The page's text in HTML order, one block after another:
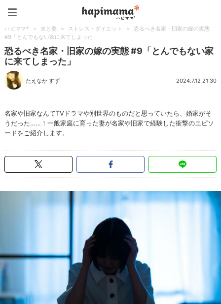
ハピママ* > 夫と妻 > ストレス・ダイエット >
恐るべき名家・旧家の嫁の実態
#9「とんでもない家に来てしまった」
恐るべき名家・旧家の嫁の実態 #9「とんでもない家
に来てしまった」
たえなか すず 2024.7.12 21:30
名家や旧家なんてTVドラマや別世界のものだと思っていたら、婚家がそ
うだった……！一般家庭に育った妻が名家や旧家で経験した衝撃のエピソ
ードをご紹介します。